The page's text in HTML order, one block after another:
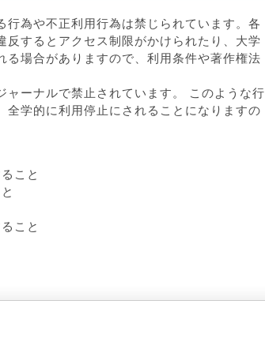
為や不正利用行為は禁じられています。各
するとアクセス制限がかけられたり、大学
場合がありますので、利用条件や著作権法
ーナルで禁止されています。 このような行
学的に利用停止にされることになりますの
こと
こと